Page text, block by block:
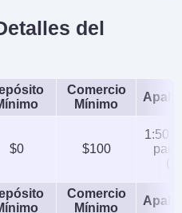
Plataformas
GlobalTrader, Mobile,
AlgoTrader,
TradingView, eSignal,
del
Comercio
Mínimo
$0 $100
1:50
Comercio
Mínimo